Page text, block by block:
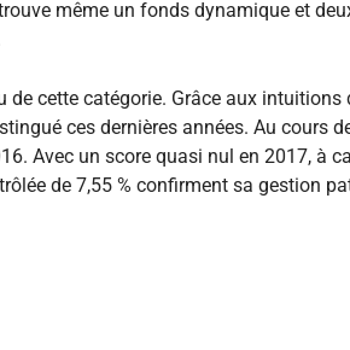
même un fonds dynamique et
cette catégorie. Grâce aux intuitions
ces dernières années. Au cours
Avec un score quasi nul en 2017, à
de 7,55 % confirment sa gestion